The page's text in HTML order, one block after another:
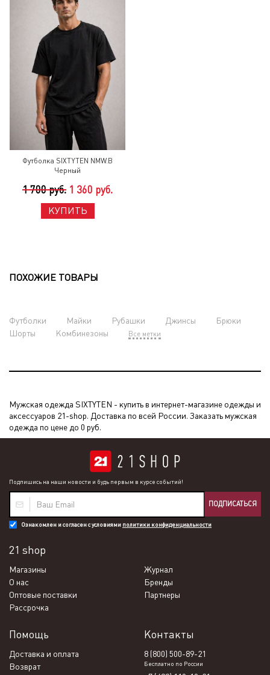
Футболка SIXTYTEN NMW.B
Черный
1 700 руб. 1 360 руб.
КУПИТЬ
ПОХОЖИЕ ТОВАРЫ
Футболки Майки Рубашки Джинсы
Брюки
Шорты
Комбинезоны Все метки
Мужская одежда SIXTYTEN - купить в интернет-магазине одежды и
аксессуаров 21-shop. Доставка по всей России. Заказать мужская
одежда по цене до 0 руб.
Подпишись на наши новости и будь первым в курсе событий!
ПОДПИСАТЬСЯ
Ознакомлен и согласен с условиями политики конфиденциальности
21 shop
Магазины
Журнал
О нас
Бренды
Оптовые поставки
Партнеры
Рассрочка
Помощь
Доставка и оплата
Возврат
Контакты
8 (800) 500-89-21
Бесплатно по России